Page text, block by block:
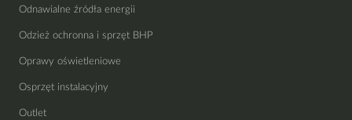
Odnawialne źródła energii
Odzież ochronna i sprzęt BHP
Oprawy oświetleniowe
Osprzęt instalacyjny
Outlet